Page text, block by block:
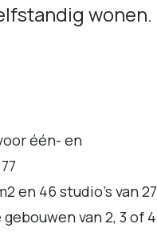
wonen.
één- en
en 46 studio’s van
van 2, 3 of 4